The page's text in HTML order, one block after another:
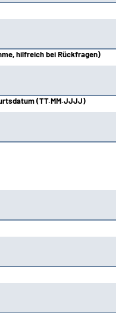
hilfreich bei Rückfragen)
(TT.MM.JJJJ)